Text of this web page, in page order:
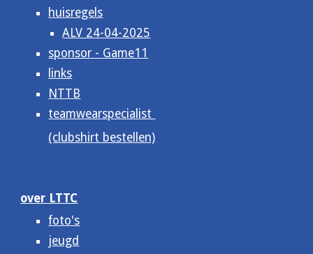
huisregels
ALV 24-04-2025
sponsor - Game11
links
NTTB
teamwearspecialist
(clubshirt bestellen)
over LTTC
foto's
jeugd